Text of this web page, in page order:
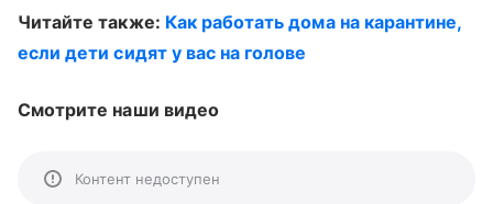
Читайте также: Как работать дома на карантине,
если дети сидят у вас на голове
Смотрите наши видео
Контент недоступен